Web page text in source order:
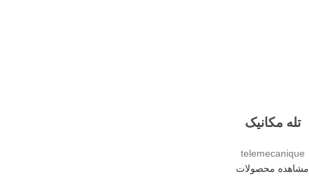
تله مکانیک
telemecanique
مشاهده محصولات